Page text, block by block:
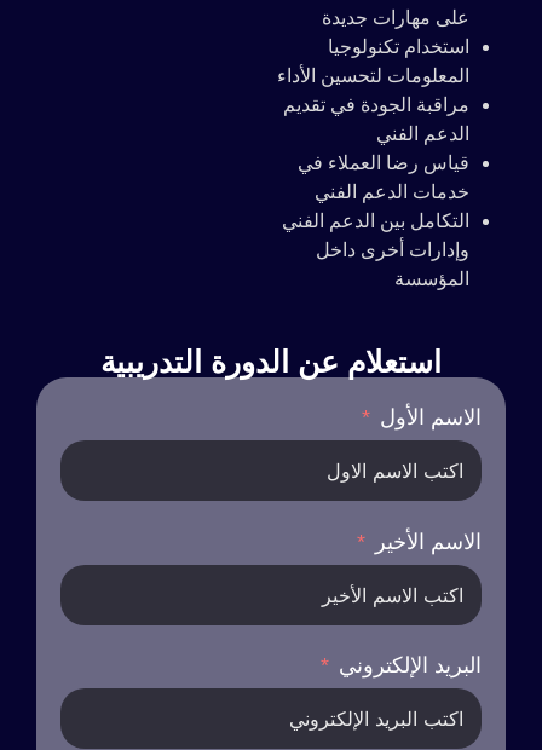
على مهارات جديدة
استخدام تكنولوجيا
المعلومات لتحسين الأداء
مراقبة الجودة في تقديم
الدعم الفني
قياس رضا العملاء في
خدمات الدعم الفني
التكامل بين الدعم الفني
وإدارات أخرى داخل
المؤسسة
استعلام عن الدورة التدريبية
الاسم الأول
الاسم الأخير
البريد الإلكتروني